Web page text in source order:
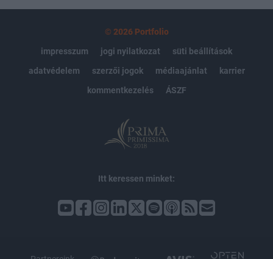
© 2026 Portfolio
impresszum
jogi nyilatkozat
süti beállítások
adatvédelem
szerzői jogok médiaajánlat
karrier
kommentkezelés
ÁSZF
Itt keressen minket: